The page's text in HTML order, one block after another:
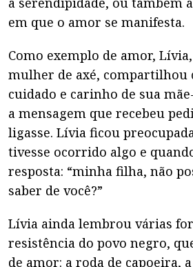
em que o amor se manifesta.
Como exemplo de amor,
mulher de axé, compartilhou
cuidado e carinho de sua
a mensagem que recebeu
ligasse. Lívia ficou
tivesse ocorrido algo e
resposta: “minha filha, não
saber de você?”
Lívia ainda lembrou várias
resistência do povo negro,
de amor: a roda de capoeira,